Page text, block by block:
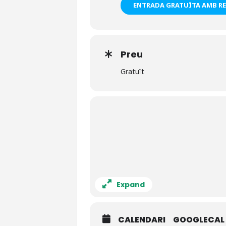
ENTRADA GRATUÏTA AMB
Preu
Gratuït
Expand
CALENDARI GOOGLECAL